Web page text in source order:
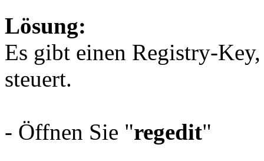
Lösung:
Es gibt einen Registry-
steuert.
- Öffnen Sie "regedit"